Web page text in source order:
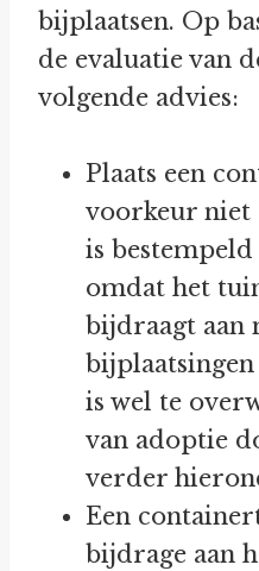
bijplaatsen. Op
de evaluatie van
volgende advies:
Plaats een
voorkeur niet
is bestempeld
omdat het
bijdraagt aan
is wel te
van adoptie
verder
Een
bijdrage aan